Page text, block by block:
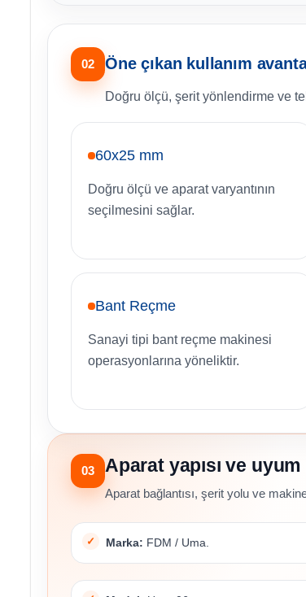
02 Öne çıkan kullanım
Doğru ölçü, şerit yönlendirme ve
60x25 mm
Doğru ölçü ve aparat varyantının
seçilmesini sağlar.
Bant Reçme
Sanayi tipi bant reçme makinesi
operasyonlarına yöneliktir.
03 Aparat yapısı ve uyum
Aparat bağlantısı, şerit yolu ve
Marka: FDM / Uma.